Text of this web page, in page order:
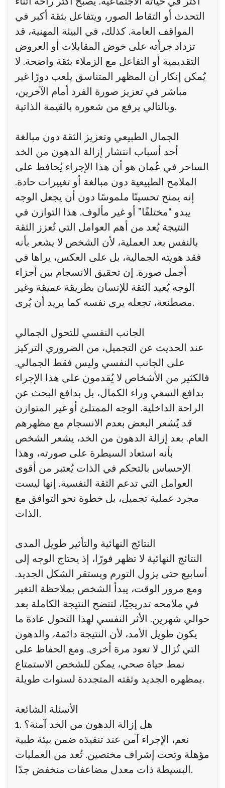
التحدث أو التقاط الصور، ويتفاعل بثقة أكبر في
المواقف العامة. كذلك، في البيئة المهنية، قد
تزداد جرأته على خوض المقابلات أو العروض
التقديمية أو التفاعل مع الزملاء بثقة واضحة. لا
يُمكن إنكار أن المظهر المتناسق يلعب دورًا غير
مباشر في تعزيز صورة الفرد أمام الآخرين،
وبالتالي يرفع من شعوره بالقيمة الذاتية.
الجمال الطبيعي وتعزيز الثقة دون مبالغة
أحد أسباب انتشار إزالة الدهون من الخد
الساحر في عُمان هو أن هذا الإجراء يُحافظ على
الملامح الطبيعية دون مبالغة أو تغييرات حادة.
إنه يمنح تحسينًا ملموسًا دون أن يجعل الوجه
يبدو “مختلفًا” أو غير مألوف. هذا التوازن في
النتيجة يُعد من أهم العوامل التي تُعزز الثقة
بالنفس بعد العملية، لأن الشخص لا يشعر بأنه
فقد هويته الجمالية، بل على العكس، يراها في
أجمل صورة. إن تحقيق الانسجام بين أجزاء
الوجه يُعيد الثقة للإنسان بطريقة عميقة وغير
مصطنعة، تجعله يرى نفسه كما يريد أن يُرى.
الجانب النفسي للتحول الجمالي
عند الحديث عن التجميل، من الضروري التركيز
على الجانب النفسي وليس فقط الجمالي.
فالكثير من الأشخاص لا يُقدمون على هذا الإجراء
بدافع السعي وراء الكمال، بل بدافع البحث عن
الراحة الداخلية. الوجه الممتلئ أو غير المتوازن
قد يُشعر البعض بعدم الانسجام مع مظهرهم
العام. بعد إزالة الدهون من الخد، يشعر الشخص
بأنه استعاد السيطرة على صورته، وهذا
الإحساس بالتحكم في الذات يُعتبر من أقوى
العوامل التي تدعم الثقة النفسية. إنها ليست
مجرد عملية تجميل، بل خطوة نحو التوافق مع
الذات.
النتائج النهائية والتأثير طويل المدى
النتائج النهائية لا تظهر فورًا، إذ يحتاج الوجه إلى
أسابيع حتى يزول التورم ويستقر الشكل الجديد.
ومع مرور الوقت، يبدأ الشخص بملاحظة التغير
في ملامحه تدريجيًا، لتتضح النتيجة الكاملة بعد
حوالي شهرين. الأثر النفسي لهذا التحول عادة ما
يكون طويل الأمد، لأن النتيجة دائمة، والدهون
التي تُزال لا تعود مرة أخرى. ومع الحفاظ على
نمط حياة صحي، يمكن للشخص الاستمتاع
بمظهره الجديد وثقته المتجددة لسنوات طويلة.
الأسئلة الشائعة
1. هل إزالة الدهون من الخد آمنة؟
نعم، الإجراء آمن عند تنفيذه ضمن بيئة طبية
مؤهلة وتحت إشراف مختصين. تُعد من العمليات
البسيطة ذات معدل مضاعفات منخفض جدًا.